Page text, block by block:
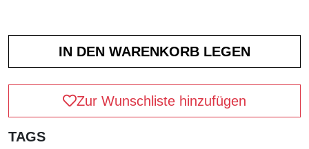
Zur Wunschliste hinzufügen
TAGS